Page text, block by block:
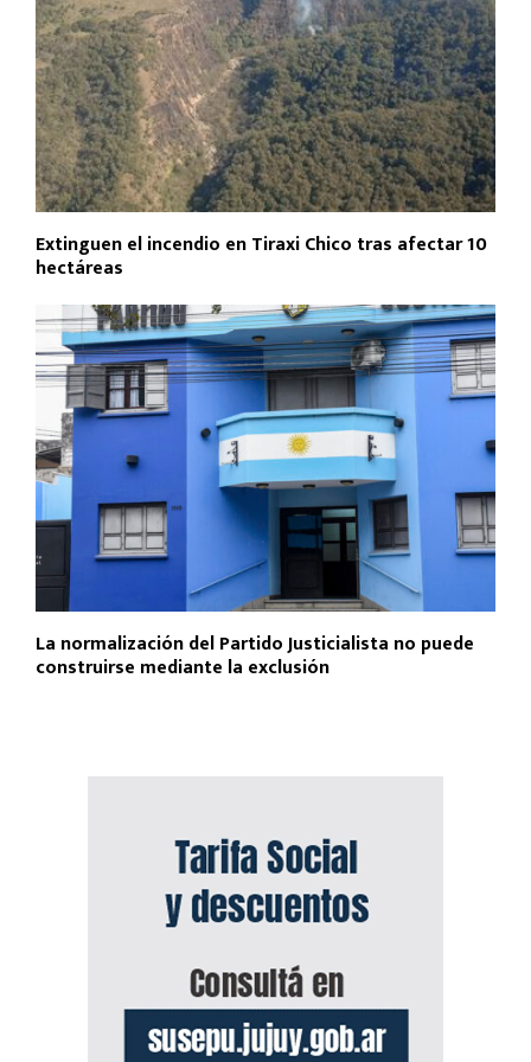
Extinguen el incendio en Tiraxi Chico tras afectar 10
hectáreas
La normalización del Partido Justicialista no puede
construirse mediante la exclusión